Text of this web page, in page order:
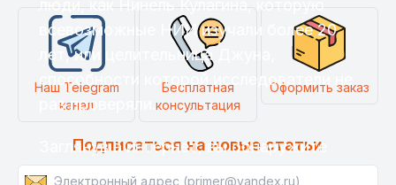
люди, как Нинель Кулагина, которую
всевозможные НИИ изучали более 20
лет, или целительница Джуна,
способности которой исследователи не
раз проверяли.
Заглянув в интернет, вы обнаружите
множество материалов о том, что это,
Наш Telegram
канал
Бесплатная
консультация
Оформить заказ
Подписаться на новые статьи